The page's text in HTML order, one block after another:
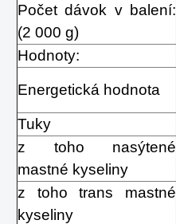
Počet dávok v balení:
(2 000 g)
Hodnoty:
Energetická hodnota
Tuky
z toho nasýtené
mastné kyseliny
z toho trans mastné
kyseliny